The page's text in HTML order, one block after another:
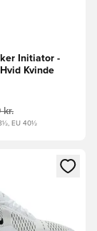
Initiator -
Kvinde
kr.
EU 40½
dig som
til at logge